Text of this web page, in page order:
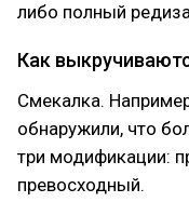
либо полный
Как
Смекалка.
обнаружили, что
три модификации:
превосходный.